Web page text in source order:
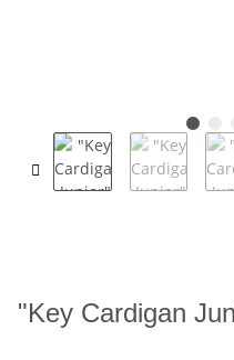
"Key Cardigan